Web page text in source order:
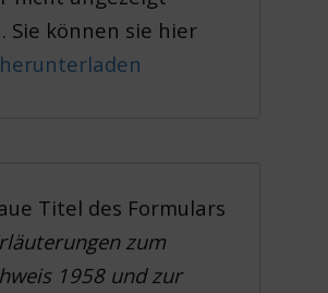
Sie können sie hier
herunterladen
Titel des Formulars
zum
1958 und zur